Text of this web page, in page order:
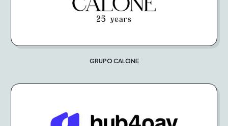
GRUPO CALONE